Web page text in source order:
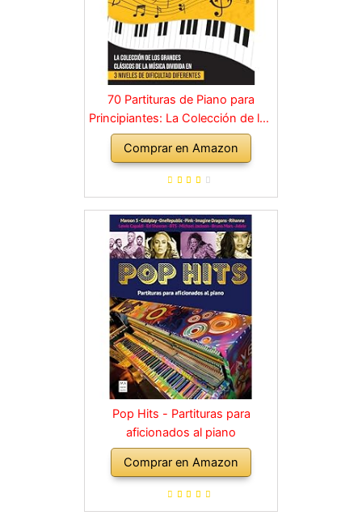
70 Partituras de Piano para
Principiantes: La Colección de los
Grandes Clásicos de la Música
dividida en 3 Niveles de dificultad
diferentes
Comprar en Amazon
Pop Hits - Partituras para
aficionados al piano
Comprar en Amazon